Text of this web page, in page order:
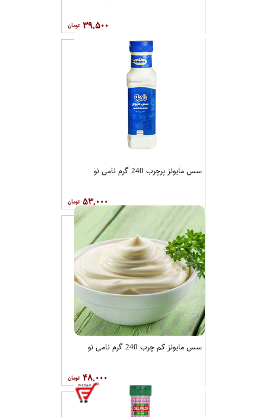
۳۹,۵۰۰
سس مایونز پرچرب 240 گرم نامی نو
۵۳,۰۰۰
سس مایونز کم چرب 240 گرم نامی نو
۴۸,۰۰۰